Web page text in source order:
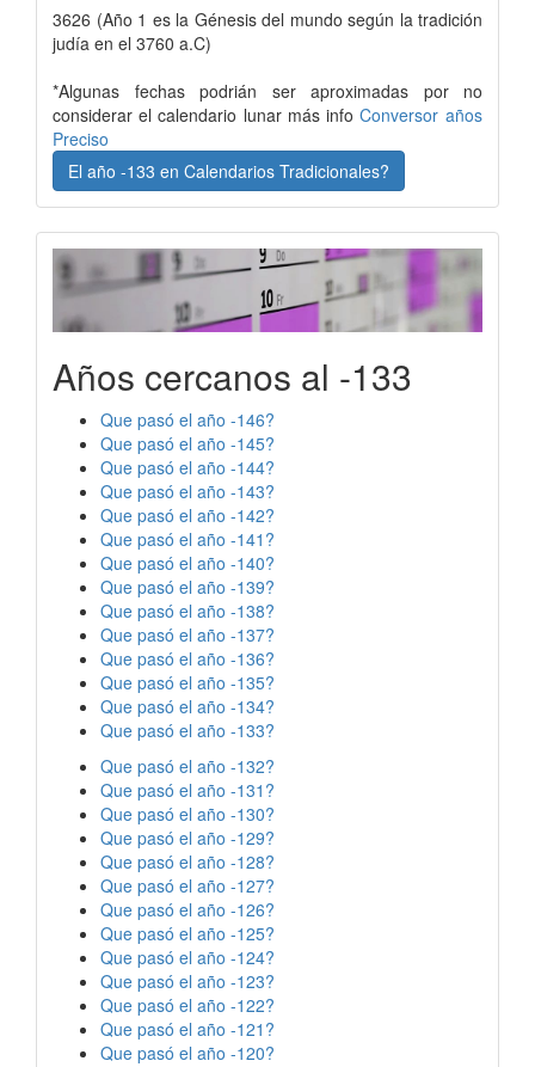
3626 (Año 1 es la Génesis del mundo según la tradición
judía en el 3760 a.C)
*Algunas fechas podrián ser aproximadas por no
considerar el calendario lunar más info Conversor años
Preciso
El año -133 en Calendarios Tradicionales?
Años cercanos al -133
Que pasó el año -146?
Que pasó el año -145?
Que pasó el año -144?
Que pasó el año -143?
Que pasó el año -142?
Que pasó el año -141?
Que pasó el año -140?
Que pasó el año -139?
Que pasó el año -138?
Que pasó el año -137?
Que pasó el año -136?
Que pasó el año -135?
Que pasó el año -134?
Que pasó el año -133?
Que pasó el año -132?
Que pasó el año -131?
Que pasó el año -130?
Que pasó el año -129?
Que pasó el año -128?
Que pasó el año -127?
Que pasó el año -126?
Que pasó el año -125?
Que pasó el año -124?
Que pasó el año -123?
Que pasó el año -122?
Que pasó el año -121?
Que pasó el año -120?